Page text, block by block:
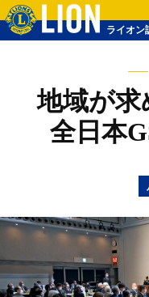
ライオン
地域が求
全日本